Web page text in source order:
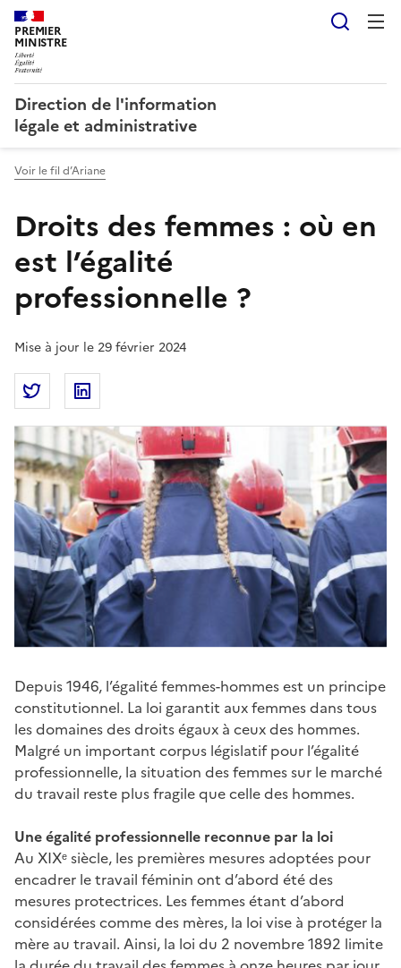
PREMIER
MINISTRE
Direction de l'information
légale et administrative
Voir le fil d’Ariane
Droits des femmes : où en
est l’égalité
professionnelle ?
Mise à jour le 29 février 2024
Partager la page
Partager Droits des femmes : où en est l’égalité
Depuis 1946, l’égalité femmes-hommes est un principe
constitutionnel. La loi garantit aux femmes dans tous
les domaines des droits égaux à ceux des hommes.
Malgré un important corpus législatif pour l’égalité
professionnelle, la situation des femmes sur le marché
du travail reste plus fragile que celle des hommes.
Une égalité professionnelle reconnue par la loi
Au XIXᵉ siècle, les premières mesures adoptées pour
encadrer le travail féminin ont d’abord été des
mesures protectrices. Les femmes étant d’abord
considérées comme des mères, la loi vise à protéger la
mère au travail. Ainsi, la loi du 2 novembre 1892 limite